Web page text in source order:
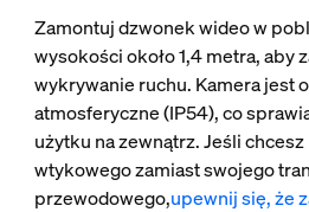
Zamontuj dzwonek wideo w
wysokości około 1,4 metra, aby
wykrywanie ruchu. Kamera jest
atmosferyczne (IP54), co
użytku na zewnątrz. Jeśli
wtykowego zamiast swojego
przewodowego,upewnij się, że